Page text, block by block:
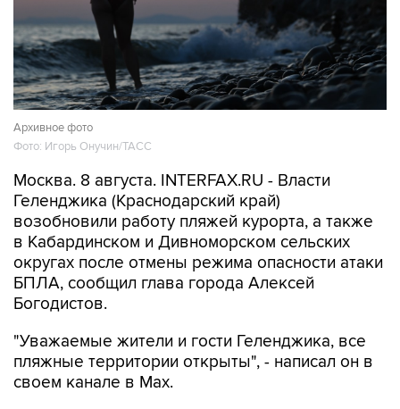
Архивное фото
Фото: Игорь Онучин/ТАСС
Москва. 8 августа. INTERFAX.RU - Власти
Геленджика (Краснодарский край)
возобновили работу пляжей курорта, а также
в Кабардинском и Дивноморском сельских
округах после отмены режима опасности атаки
БПЛА, сообщил глава города Алексей
Богодистов.
"Уважаемые жители и гости Геленджика, все
пляжные территории открыты", - написал он в
своем канале в Max.